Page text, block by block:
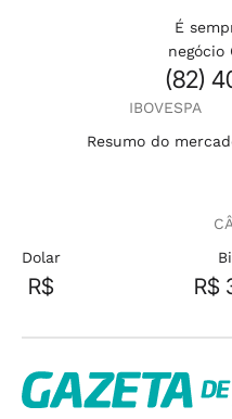
É
negócio
(82)
IBOVESPA
Resumo do
Dolar
R$ R$